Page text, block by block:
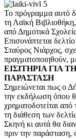
Το πρόγραμμα αυτό
τη Λαϊκή
από Δημοτικά
Επισυνάπτεται
Σταύρος Νιάρχος,
πραγματοποιηθούν,
ΕΙΣΙΤΗΡΙΑ ΓΙΑ
ΠΑΡΑΣΤΑΣΗ
Σημειώνεται πως ο
την εκδήλωση όπου
χρηματοδοτείται
τη διάθεση των
Σκηνή κι αυτά θα
πριν την παράσταση,